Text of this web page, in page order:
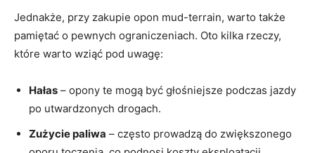
Jednakże, przy zakupie opon mud-terrain, warto także
pamiętać o pewnych ‌ograniczeniach. Oto kilka rzeczy,
które warto⁤ wziąć pod uwagę:
Hałas – opony te mogą być głośniejsze podczas jazdy
po utwardzonych drogach.
Zużycie‍ paliwa – ​często​ prowadzą do zwiększonego